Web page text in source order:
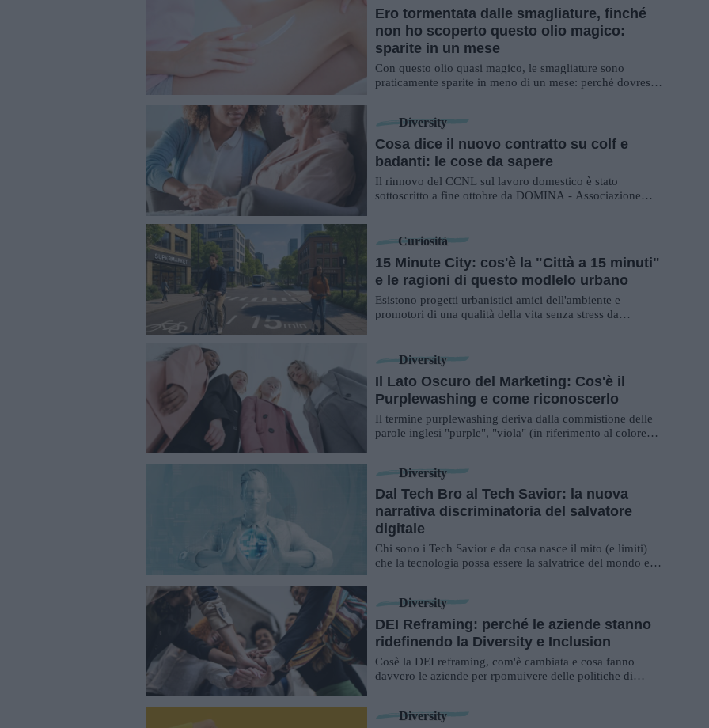
Ero tormentata dalle smagliature, finché
non ho scoperto questo olio magico:
sparite in un mese
Con questo olio quasi magico, le smagliature sono
praticamente sparite in meno di un mese: perché dovresti
Diversity
Cosa dice il nuovo contratto su colf e
badanti: le cose da sapere
Il rinnovo del CCNL sul lavoro domestico è stato
sottoscritto a fine ottobre da DOMINA - Associazione
Curiosità
15 Minute City: cos'è la "Città a 15 minuti"
e le ragioni di questo modlelo urbano
Esistono progetti urbanistici amici dell'ambiente e
promotori di una qualità della vita senza stress da
Diversity
Il Lato Oscuro del Marketing: Cos'è il
Purplewashing e come riconoscerlo
Il termine purplewashing deriva dalla commistione delle
parole inglesi "purple", "viola" (in riferimento al colore
Diversity
Dal Tech Bro al Tech Savior: la nuova
narrativa discriminatoria del salvatore
digitale
Chi sono i Tech Savior e da cosa nasce il mito (e limiti)
che la tecnologia possa essere la salvatrice del mondo e
Diversity
DEI Reframing: perché le aziende stanno
ridefinendo la Diversity e Inclusion
Cosè la DEI reframing, com'è cambiata e cosa fanno
davvero le aziende per rpomuivere delle politiche di
Diversity